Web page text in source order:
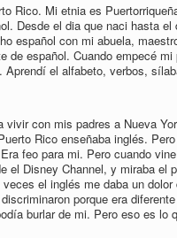
Rico. Mi etnia es
Desde el dia que naci hasta
español con mi abuela,
de español. Cuando empecé
Aprendí el alfabeto, verbos,
con mis padres a Nueva
Rico enseñaba inglés.
feo para mi. Pero cuando
el Disney Channel, y miraba el
el inglés me daba un
porque era
burlar de mi. Pero eso es lo